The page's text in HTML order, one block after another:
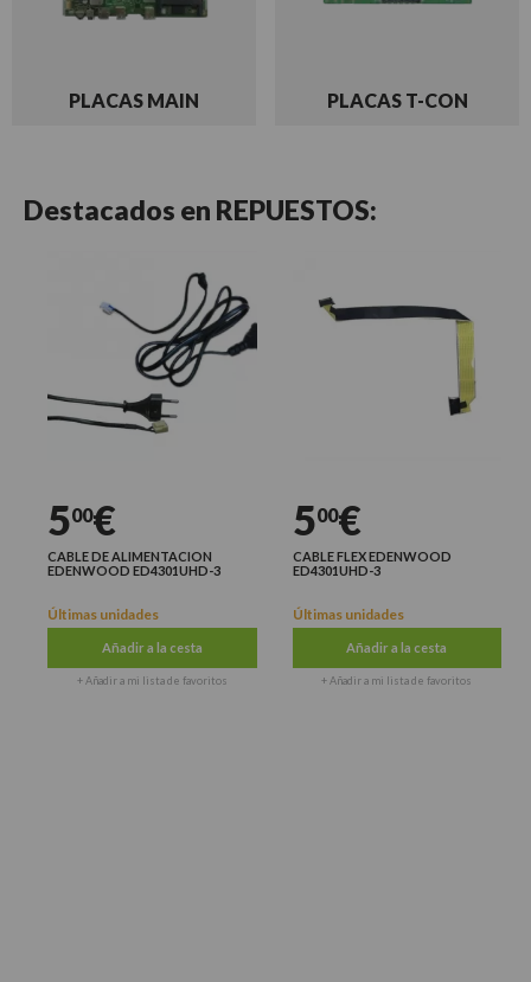
PLACAS MAIN PLACAS T-CON
Destacados en REPUESTOS:
500€
CABLE DE ALIMENTACION
EDENWOOD ED4301UHD-3
Últimas unidades
Añadir a la cesta
+ Añadir a mi lista de favoritos
500€
CABLE FLEX EDENWOOD
ED4301UHD-3
Últimas unidades
Añadir a la cesta
+ Añadir a mi lista de favoritos